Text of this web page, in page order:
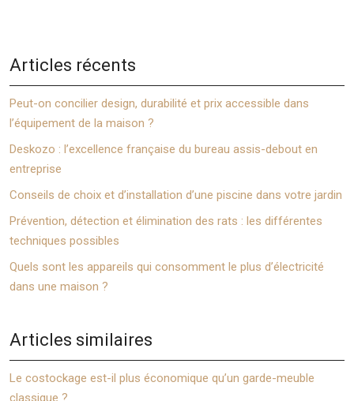
Articles récents
Peut-on concilier design, durabilité et prix accessible dans
l’équipement de la maison ?
Deskozo : l’excellence française du bureau assis-debout en
entreprise
Conseils de choix et d’installation d’une piscine dans votre jardin
Prévention, détection et élimination des rats : les différentes
techniques possibles
Quels sont les appareils qui consomment le plus d’électricité
dans une maison ?
Articles similaires
Le costockage est-il plus économique qu’un garde-meuble
classique ?